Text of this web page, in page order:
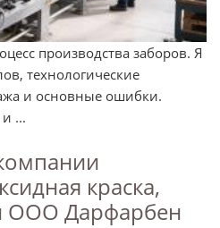
производства заборов. Я
технологические
и основные ошибки.
...
краска,
ООО Дарфарбен